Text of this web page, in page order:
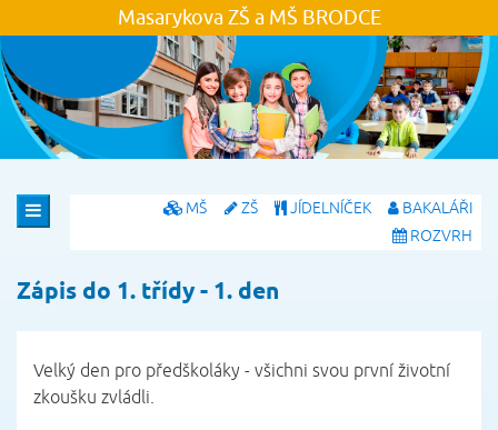
Masarykova ZŠ a MŠ BRODCE
MŠ ZŠ JÍDELNÍČEK
BAKALÁŘI
ROZVRH
Zápis do 1. třídy - 1. den
Velký den pro předškoláky - všichni svou první životní
zkoušku zvládli.